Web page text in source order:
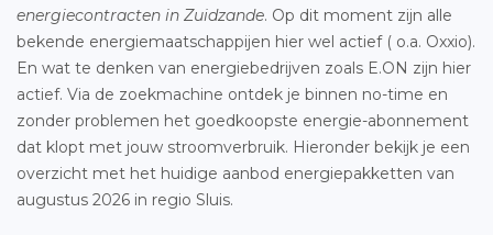
energiecontracten in Zuidzande. Op dit moment zijn alle
bekende energiemaatschappijen hier wel actief ( o.a. Oxxio).
En wat te denken van energiebedrijven zoals E.ON zijn hier
actief. Via de zoekmachine ontdek je binnen no-time en
zonder problemen het goedkoopste energie-abonnement
dat klopt met jouw stroomverbruik. Hieronder bekijk je een
overzicht met het huidige aanbod energiepakketten van
augustus 2026 in regio Sluis.